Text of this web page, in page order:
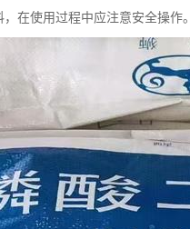
在使用过程中应注意安全操作。